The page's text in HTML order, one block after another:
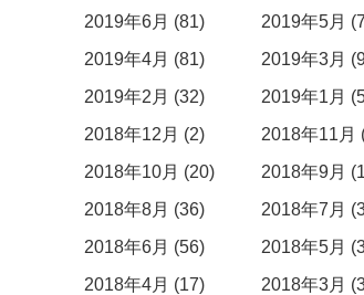
2019年6月 (81)
2019年5月
2019年4月 (81)
2019年3月
2019年2月 (32)
2019年1月
2018年12月 (2)
2018年11月
2018年10月 (20)
2018年9月
2018年8月 (36)
2018年7月
2018年6月 (56)
2018年5月
2018年4月 (17)
2018年3月